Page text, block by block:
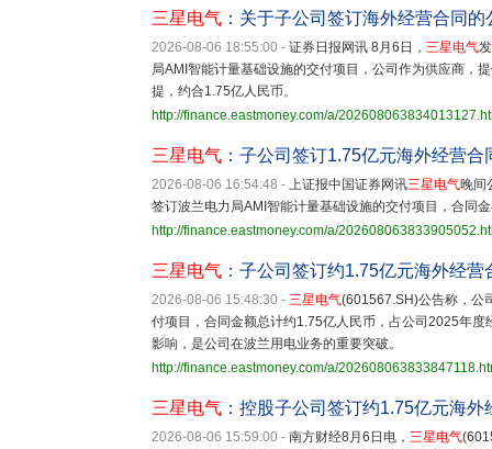
三星电气 ：关于子公司签订海外经营合同的
2026-08-06 18:55:00 - 证券日报网讯 8月6日， 三星电气
局AMI智能计量基础设施的交付项目，公司作为供应商，
提，约合1.75亿人民币。
http://finance.eastmoney.com/a/
三星电气 ：子公司签订1.75亿元海外经营合
2026-08-06 16:54:48 - 上证报中国证券网讯三星电气晚间
签订波兰电力局AMI智能计量基础设施的交付项目，合同
http://finance.eastmoney.com/a/
三星电气 ：子公司签订约1.75亿元海外经营
2026-08-06 15:48:30 - 三星电气(601567.SH)公告称，公
付项目，合同金额总计约1.75亿人民币，占公司2025年
影响，是公司在波兰用电业务的重要突破。
http://finance.eastmoney.com/a/
三星电气 ：控股子公司签订约1.75亿元海外
2026-08-06 15:59:00 - 南方财经8月6日电， 三星电气